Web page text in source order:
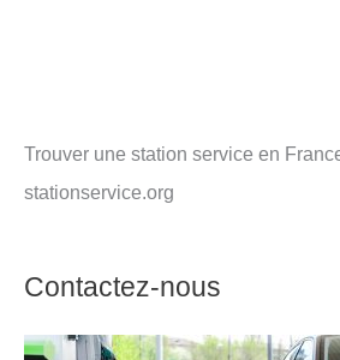
Trouver une station service en
stationservice.org
Contactez-nous